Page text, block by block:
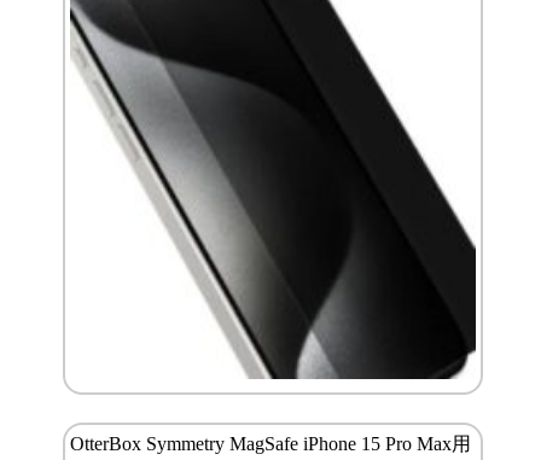
OtterBox Symmetry MagSafe iPhone 15 Pro Max用